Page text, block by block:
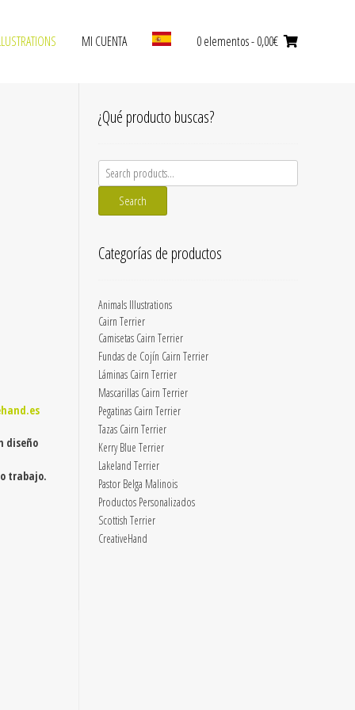
MI CUENTA 0 elementos- 0,00€
diseño
trabajo.
¿Qué producto buscas?
Search
for:
Search
Categorías de productos
Animals Illustrations
Cairn Terrier
Camisetas Cairn Terrier
Fundas de Cojín Cairn Terrier
Láminas Cairn Terrier
Mascarillas Cairn Terrier
Pegatinas Cairn Terrier
Tazas Cairn Terrier
Kerry Blue Terrier
Lakeland Terrier
Pastor Belga Malinois
Productos Personalizados
Scottish Terrier
CreativeHand